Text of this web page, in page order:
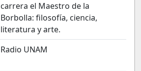
carrera el Maestro de la
Borbolla: filosofía, ciencia,
literatura y arte.
Radio UNAM